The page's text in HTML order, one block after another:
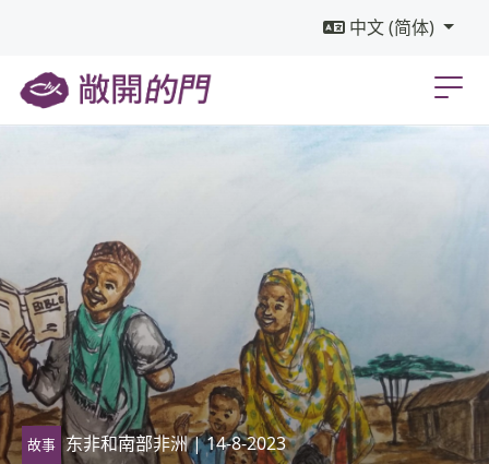
中文 (简体)
故事 东非和南部非洲| 14-8-2023